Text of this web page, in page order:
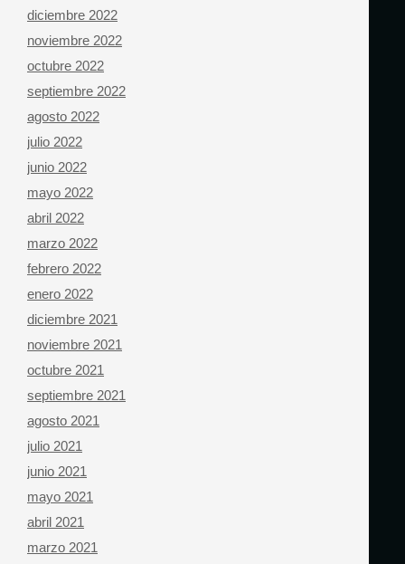
diciembre 2022
noviembre 2022
octubre 2022
septiembre 2022
agosto 2022
julio 2022
junio 2022
mayo 2022
abril 2022
marzo 2022
febrero 2022
enero 2022
diciembre 2021
noviembre 2021
octubre 2021
septiembre 2021
agosto 2021
julio 2021
junio 2021
mayo 2021
abril 2021
marzo 2021